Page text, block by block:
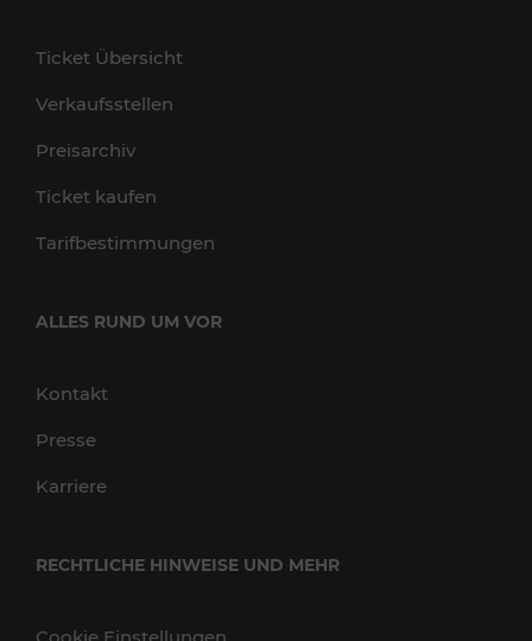
Ticket Übersicht
Verkaufsstellen
Preisarchiv
Ticket kaufen
Tarifbestimmungen
ALLES RUND UM VOR
Kontakt
Presse
Karriere
RECHTLICHE HINWEISE UND MEHR